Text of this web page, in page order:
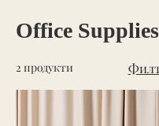
Office Supplies
2 продукти